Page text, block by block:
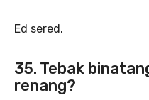
Ed sered.
35. Tebak
renang?